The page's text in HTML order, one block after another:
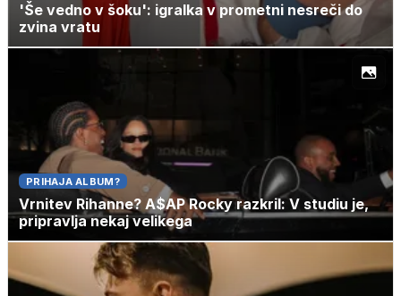
'Še vedno v šoku': igralka v prometni nesreči do
zvina vratu
PRIHAJA ALBUM?
Vrnitev Rihanne? A$AP Rocky razkril: V studiu je,
pripravlja nekaj velikega